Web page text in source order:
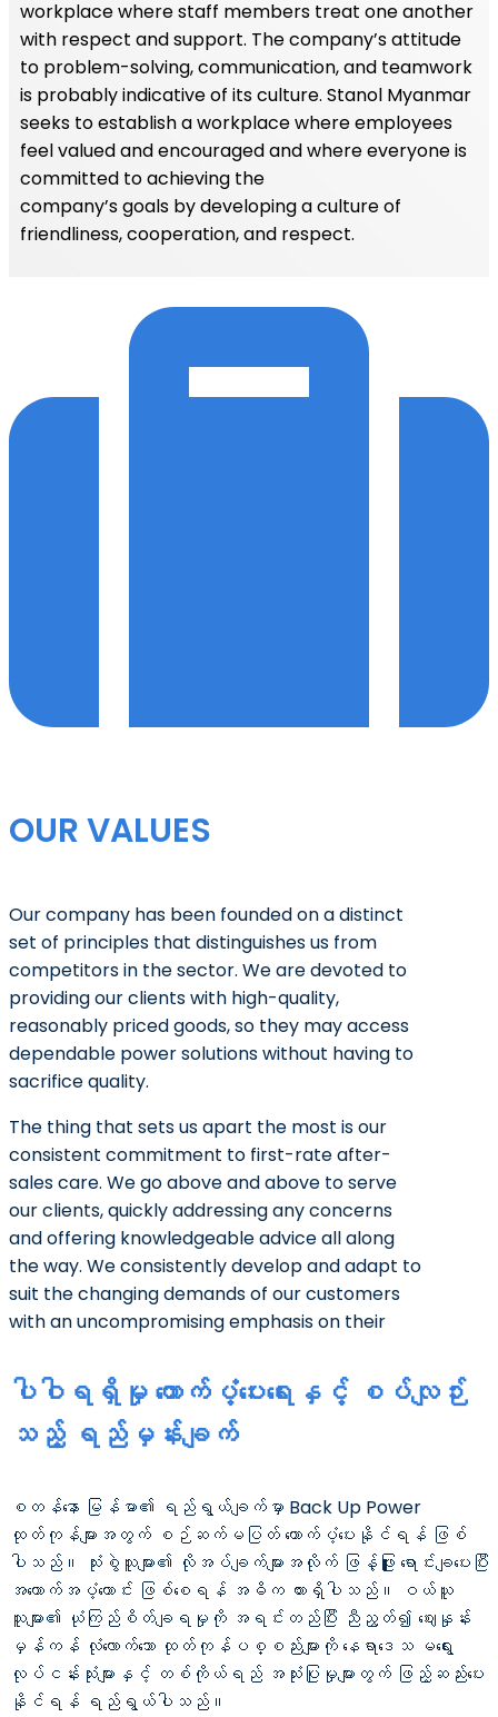
workplace where staff members treat one another
with respect and support. The company’s attitude
to problem-solving, communication, and teamwork
is probably indicative of its culture. Stanol Myanmar
seeks to establish a workplace where employees
feel valued and encouraged and where everyone is
committed to achieving the
company’s goals by developing a culture of
friendliness, cooperation, and respect.
OUR VALUES
Our company has been founded on a distinct
set of principles that distinguishes us from
competitors in the sector. We are devoted to
providing our clients with high-quality,
reasonably priced goods, so they may access
dependable power solutions without having to
sacrifice quality.
The thing that sets us apart the most is our
consistent commitment to first-rate after-
sales care. We go above and above to serve
our clients, quickly addressing any concerns
and offering knowledgeable advice all along
the way. We consistently develop and adapt to
suit the changing demands of our customers
with an uncompromising emphasis on their
ပါဝါ‌ရရှိမှု ထောက်ပံ့ပေးရေးနှင့် စပ်လျဉ်း
သည့် ရည်မှန်းချက်
စတန်နော မြန်မာ၏ ရည်ရွယ်ချက်မှာ ‌Back Up Power
ထုတ်ကုန်များအတွက် စဉ်ဆက်မပြတ် ထောက်ပံ့ပေးနိုင်ရန် ဖြစ်
ပါသည်။ သုံးစွဲသူများ၏ လိုအပ်ချက်များအလိုက် ဖြန့်ဖြုူး ရောင်းချပေးပြီး
အထောက်အပံ့ကောင်း ဖြစ်စေရန် အဓိက ထားရှိပါသည်။ ဝယ်ယူ
သူများ၏ ယုံကြည်စိတ်ချရမှုကို အရင်းတည်ပြီး ညီညွတ်၍ ဈေးနှုန်း
မှန်ကန် လုံလောက်သော ထုတ်ကုန်ပစ္စည်းများကို နေရာဒေသ မရွေး
လုပ်ငန်းသုံးများနှင့် တစ်ကိုယ်ရည် အသုံးပြုမှုများတွက် ဖြည့်ဆည်းပေး
နိုင်ရန် ရည်ရွယ်ပါသည်။